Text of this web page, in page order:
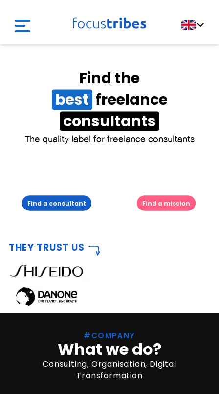
Find the
best freelance
consultants
The quality label for freelance consultants
Find a consultant Find a mission
THEY TRUST US
#COMPANY
What we do?
Consulting, Organisation, Digital
Transformation